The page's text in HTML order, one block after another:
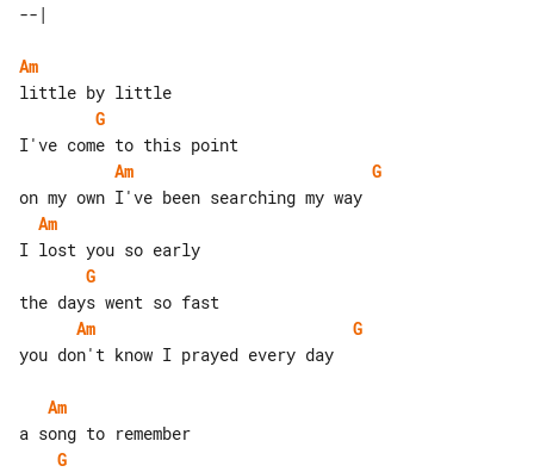
Am
G
Am
G
Am
G
Am
G
you don't know I prayed every day
Am
G